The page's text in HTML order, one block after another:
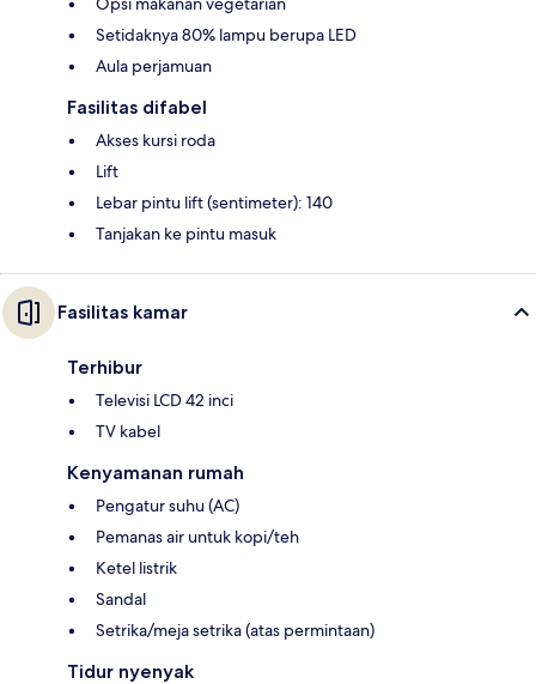
Setidaknya 80% lampu berupa LED
Aula perjamuan
Fasilitas difabel
Akses kursi roda
Lift
Lebar pintu lift (sentimeter): 140
Tanjakan ke pintu masuk
Fasilitas kamar
Terhibur
Televisi LCD 42 inci
TV kabel
Kenyamanan rumah
Pengatur suhu (AC)
Pemanas air untuk kopi/teh
Ketel listrik
Sandal
Setrika/meja setrika (atas permintaan)
Tidur nyenyak